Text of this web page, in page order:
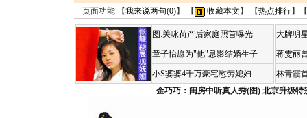
页面功能 【我来说两句(0)】 【 收藏本文 】 【热点排行】【
图:关咏荷产后家庭照首曝光
章子怡愿为"他"息影结婚生子
小S婆婆4千万豪宅慰劳媳妇
大牌明
蒋雯丽
林青霞
金巧巧：闺房中听真人秀(图) 北京升级特